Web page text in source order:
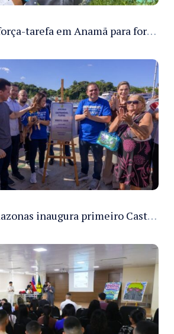
Cosama inicia força-tarefa em Anamã para fortalecer abastecimento de água e segurança hídrica da população
Governo do Amazonas inaugura primeiro Castramóvel Fluvial para atendimento veterinário às comunidades ribeirinhas e castração gratuita